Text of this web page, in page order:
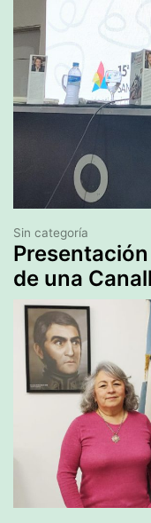
de una
Sin categoría